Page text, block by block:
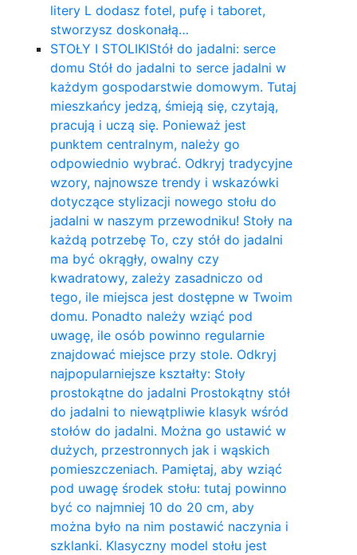
litery L dodasz fotel, pufę i taboret,
stworzysz doskonałą…
STOŁY I STOLIKIStół do jadalni: serce
domu Stół do jadalni to serce jadalni w
każdym gospodarstwie domowym. Tutaj
mieszkańcy jedzą, śmieją się, czytają,
pracują i uczą się. Ponieważ jest
punktem centralnym, należy go
odpowiednio wybrać. Odkryj tradycyjne
wzory, najnowsze trendy i wskazówki
dotyczące stylizacji nowego stołu do
jadalni w naszym przewodniku! Stoły na
każdą potrzebę To, czy stół do jadalni
ma być okrągły, owalny czy
kwadratowy, zależy zasadniczo od
tego, ile miejsca jest dostępne w Twoim
domu. Ponadto należy wziąć pod
uwagę, ile osób powinno regularnie
znajdować miejsce przy stole. Odkryj
najpopularniejsze kształty: Stoły
prostokątne do jadalni Prostokątny stół
do jadalni to niewątpliwie klasyk wśród
stołów do jadalni. Można go ustawić w
dużych, przestronnych jak i wąskich
pomieszczeniach. Pamiętaj, aby wziąć
pod uwagę środek stołu: tutaj powinno
być co najmniej 10 do 20 cm, aby
można było na nim postawić naczynia i
szklanki. Klasyczny model stołu jest